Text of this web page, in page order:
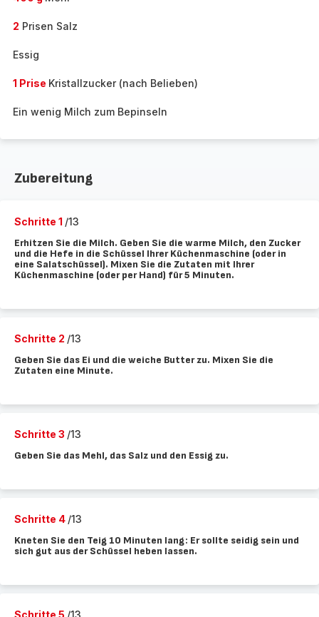
2 Prisen Salz
Essig
1 Prise Kristallzucker (nach Belieben)
Ein wenig Milch zum Bepinseln
Zubereitung
Schritte 1 /13
Erhitzen Sie die Milch. Geben Sie die warme Milch, den Zucker
und die Hefe in die Schüssel Ihrer Küchenmaschine (oder in
eine Salatschüssel). Mixen Sie die Zutaten mit Ihrer
Küchenmaschine (oder per Hand) für 5 Minuten.
Schritte 2 /13
Geben Sie das Ei und die weiche Butter zu. Mixen Sie die
Zutaten eine Minute.
Schritte 3 /13
Geben Sie das Mehl, das Salz und den Essig zu.
Schritte 4 /13
Kneten Sie den Teig 10 Minuten lang: Er sollte seidig sein und
sich gut aus der Schüssel heben lassen.
Schritte 5 /13